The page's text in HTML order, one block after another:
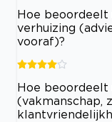
Hoe beoordeelt
verhuizing
vooraf)?
Hoe beoordeelt
(vakmanschap,